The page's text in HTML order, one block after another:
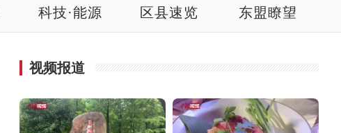
科技·能源 区县速览 东盟瞭望
视频报道